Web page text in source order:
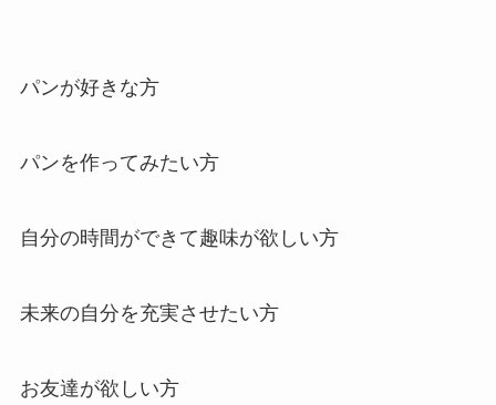
パンが好きな方
パンを作ってみたい方
自分の時間ができて趣味が欲しい方
未来の自分を充実させたい方
お友達が欲しい方